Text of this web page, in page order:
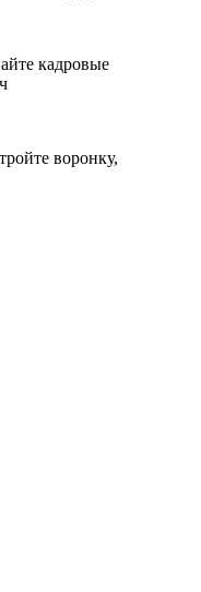
кадровые
воронку,